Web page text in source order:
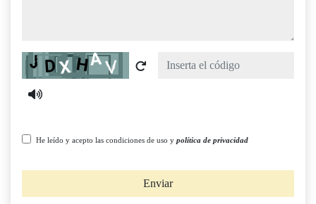
Captcha
He leído y acepto las condiciones de uso y política de privacidad
Enviar